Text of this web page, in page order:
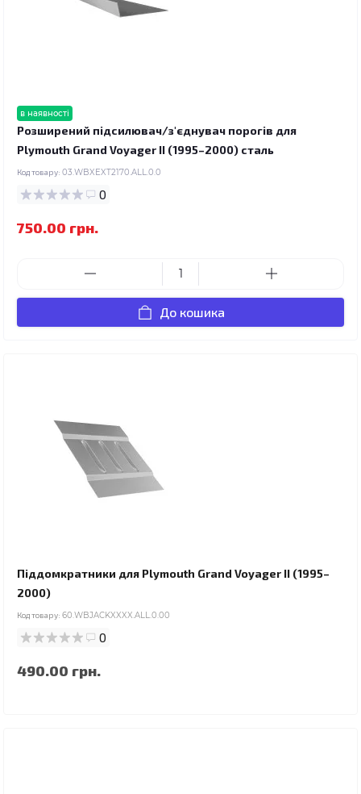
в наявності
Розширений підсилювач/з'єднувач порогів для
Plymouth Grand Voyager II (1995–2000) сталь
Код товару: 03.WBXEXT2170.ALL.0.0
0
750.00 грн.
До кошика
Піддомкратники для Plymouth Grand Voyager II (1995–
2000)
Код товару: 60.WBJACKXXXX.ALL.0.00
0
490.00 грн.